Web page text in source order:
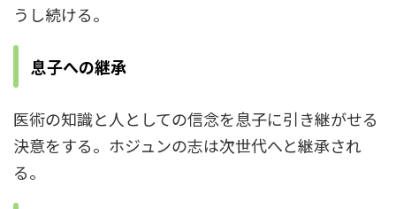
うし続ける。
息子への継承
医術の知識と人としての信念を息子に引き継がせる
決意をする。ホジュンの志は次世代へと継承され
る。